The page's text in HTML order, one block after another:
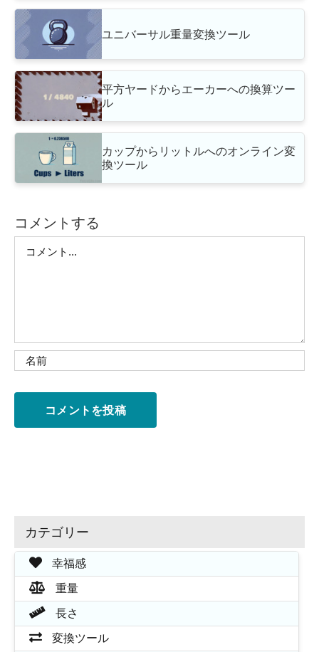
ユニバーサル重量変換ツール
平方ヤードからエーカーへの換算ツー
ル
カップからリットルへのオンライン変
換ツール
コメントする
カテゴリー
幸福感
重量
長さ
変換ツール